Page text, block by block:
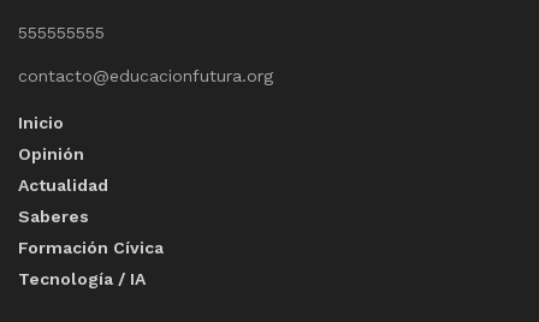
555555555
contacto@educacionfutura.org
Inicio
Opinión
Actualidad
Saberes
Formación Cívica
Tecnología / IA